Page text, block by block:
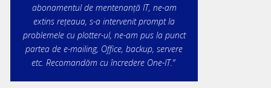
abonamentul de mentenanță IT, ne-am
extins rețeaua, s-a intervenit prompt la
problemele cu plotter-ul, ne-am pus la punct
partea de e-mailing, Office, backup, servere
etc. Recomandăm cu încredere One-IT.”